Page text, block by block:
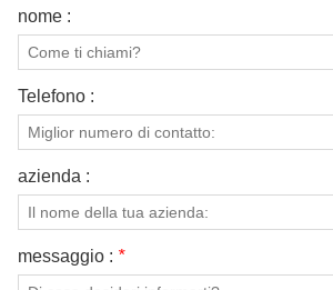
nome :
Telefono :
azienda :
messaggio : *